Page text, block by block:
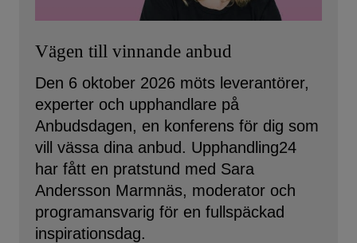
Vägen till vinnande anbud
Den 6 oktober 2026 möts leverantörer,
experter och upphandlare på
Anbudsdagen, en konferens för dig som
vill vässa dina anbud. Upphandling24
har fått en pratstund med Sara
Andersson Marmnäs, moderator och
programansvarig för en fullspäckad
inspirationsdag.